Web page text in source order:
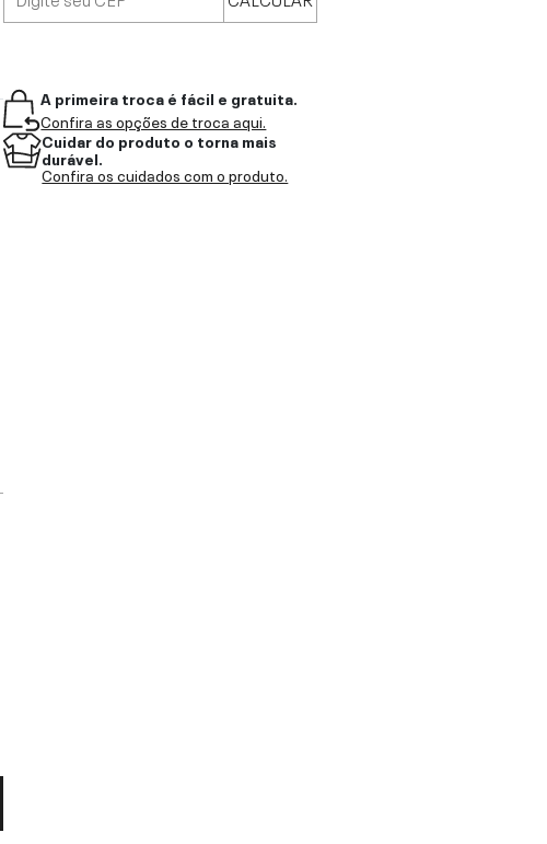
A primeira troca é fácil e gratuita.
Confira as opções de troca aqui.
Cuidar do produto o torna mais
durável.
Confira os cuidados com o produto.